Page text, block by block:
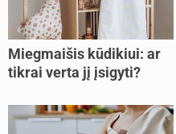
Miegmaišis kūdikiui: ar
tikrai verta jį įsigyti?